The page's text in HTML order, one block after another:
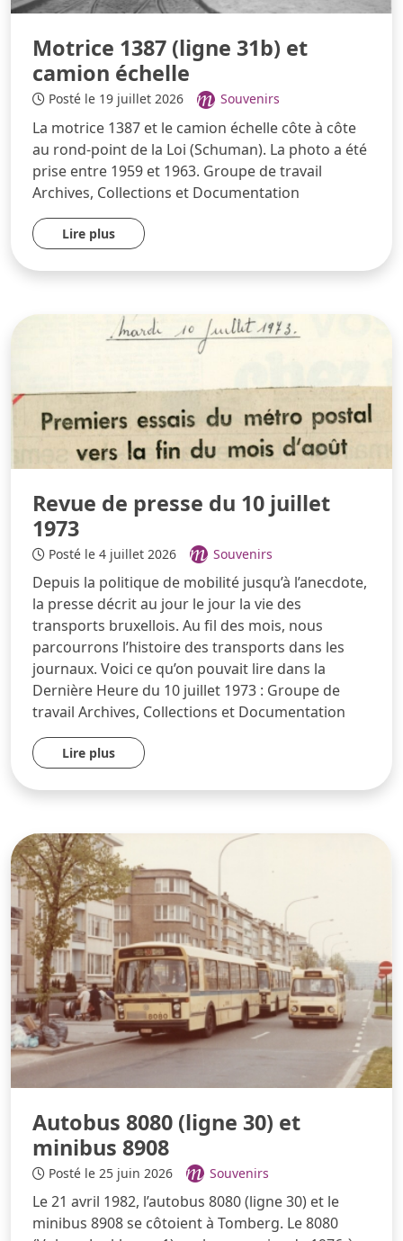
Motrice 1387 (ligne 31b) et
camion échelle
Posté le 19 juillet 2026 Souvenirs
La motrice 1387 et le camion échelle côte à côte
au rond-point de la Loi (Schuman). La photo a été
prise entre 1959 et 1963. Groupe de travail
Archives, Collections et Documentation
Lire plus
Revue de presse du 10 juillet
1973
Posté le 4 juillet 2026 Souvenirs
Depuis la politique de mobilité jusqu’à l’anecdote,
la presse décrit au jour le jour la vie des
transports bruxellois. Au fil des mois, nous
parcourrons l’histoire des transports dans les
journaux. Voici ce qu’on pouvait lire dans la
Dernière Heure du 10 juillet 1973 : Groupe de
travail Archives, Collections et Documentation
Lire plus
Autobus 8080 (ligne 30) et
minibus 8908
Posté le 25 juin 2026 Souvenirs
Le 21 avril 1982, l’autobus 8080 (ligne 30) et le
minibus 8908 se côtoient à Tomberg. Le 8080